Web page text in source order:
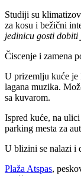
Studiji su
za kosu i bežični
jedinicu gosti dobiti
Čiscenje i zamena
U prizemlju kuće je
lagana muzika.
sa kuvarom.
Ispred kuće, na
parking mesta za
U blizini se nalazi i
Plaža Atspas,